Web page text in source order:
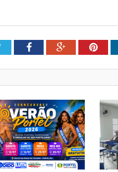
TwitterFacebookGoogle+